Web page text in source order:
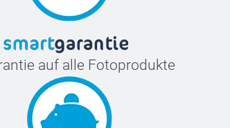
auf alle Fotoprodukte